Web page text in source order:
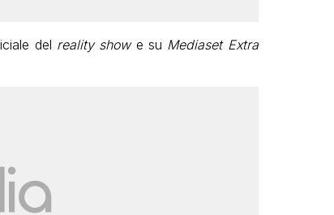
del reality showe su Mediaset Extra